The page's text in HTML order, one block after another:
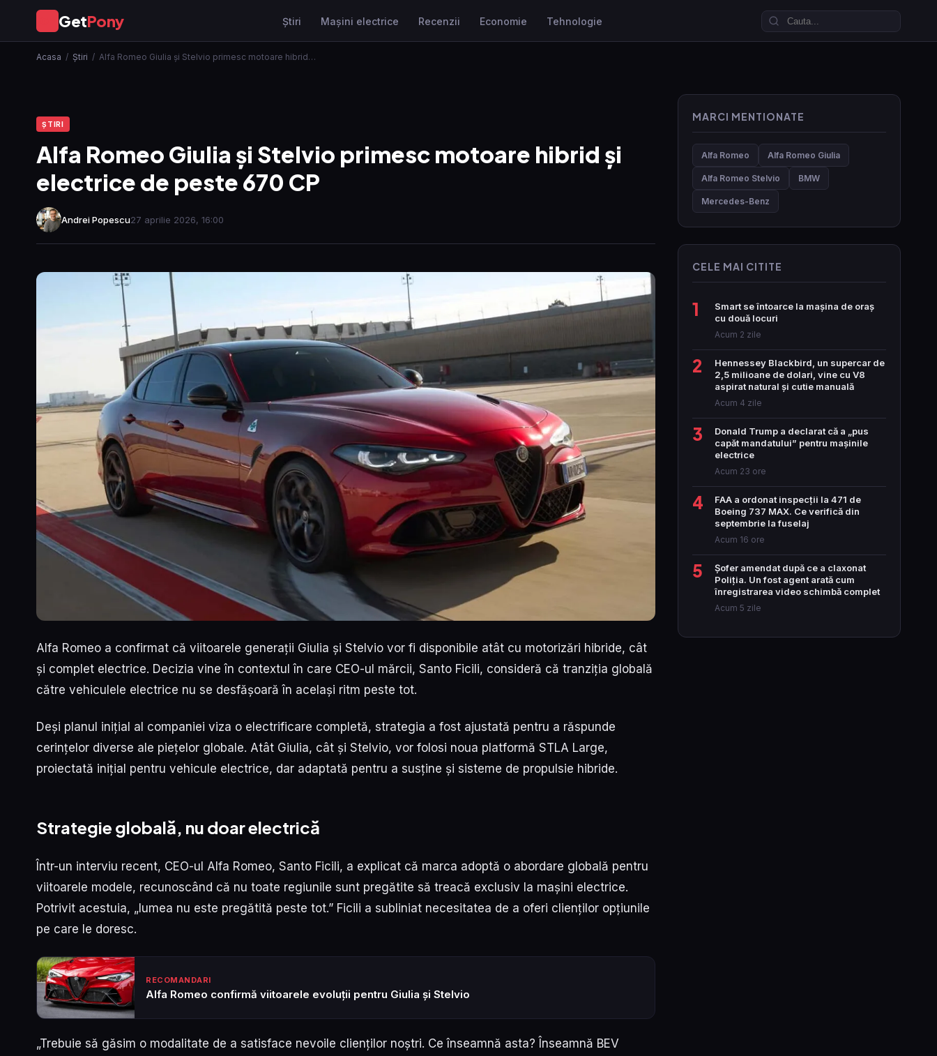
GetPony Ştiri Mașini electrice Recenzii Economie Tehnologie
Acasa / Ştiri / Alfa Romeo Giulia și Stelvio primesc motoare hibrid…
ŞTIRI
Alfa Romeo Giulia și Stelvio primesc motoare hibrid și
electrice de peste 670 CP
Andrei Popescu27 aprilie 2026, 16:00
Alfa Romeo a confirmat că viitoarele generații Giulia și Stelvio vor fi disponibile atât cu motorizări hibride, cât
și complet electrice. Decizia vine în contextul în care CEO-ul mărcii, Santo Ficili, consideră că tranziția globală
către vehiculele electrice nu se desfășoară în același ritm peste tot.
Deși planul inițial al companiei viza o electrificare completă, strategia a fost ajustată pentru a răspunde
cerințelor diverse ale piețelor globale. Atât Giulia, cât și Stelvio, vor folosi noua platformă STLA Large,
proiectată inițial pentru vehicule electrice, dar adaptată pentru a susține și sisteme de propulsie hibride.
Strategie globală, nu doar electrică
Într-un interviu recent, CEO-ul Alfa Romeo, Santo Ficili, a explicat că marca adoptă o abordare globală pentru
viitoarele modele, recunoscând că nu toate regiunile sunt pregătite să treacă exclusiv la mașini electrice.
Potrivit acestuia, „lumea nu este pregătită peste tot.” Ficili a subliniat necesitatea de a oferi clienților opțiunile
pe care le doresc.
RECOMANDARI
Alfa Romeo confirmă viitoarele evoluții pentru Giulia și Stelvio
„Trebuie să găsim o modalitate de a satisface nevoile clienților noștri. Ce înseamnă asta? Înseamnă BEV
MARCI MENTIONATE
Alfa Romeo Alfa Romeo Giulia
Alfa Romeo Stelvio BMW
Mercedes-Benz
CELE MAI CITITE
1
Smart se întoarce la mașina de oraș
cu două locuri
Acum 2 zile
2
Hennessey Blackbird, un supercar de
2,5 milioane de dolari, vine cu V8
aspirat natural și cutie manuală
Acum 4 zile
3
Donald Trump a declarat că a „pus
capăt mandatului” pentru mașinile
electrice
Acum 23 ore
4
FAA a ordonat inspecții la 471 de
Boeing 737 MAX. Ce verifică din
septembrie la fuselaj
Acum 16 ore
5
Șofer amendat după ce a claxonat
Poliția. Un fost agent arată cum
înregistrarea video schimbă complet
Acum 5 zile